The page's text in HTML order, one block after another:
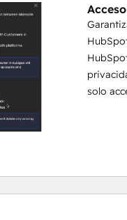
esfuerzo manual.
solo